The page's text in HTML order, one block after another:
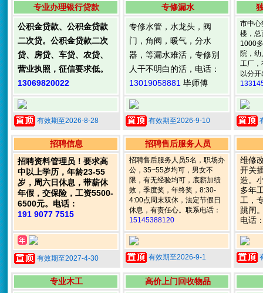
专业办理银行贷款
公积金贷款、公积金贷款
二次贷。公积金贷款二次
贷、房贷、车贷、农贷、
营业执照，征信要求低。
13069820022
有效期至2026-8-28
专修漏水
专修水管，水龙头，阀
门，角阀，暖气，分水
器，等漏水难活，专修别
人干不明白的活，电话：
13019058881 毕师傅
有效期至2026-9-10
市中心
楼，
1000
院，
工厂，
以分
招聘信息
招聘资料管理员！要求高
中以上学历，年龄23-55
岁，周六日休息，带薪休
年假，交保险，工资5500-
6500元。电话：
191 9077 7515
有效期至2027-4-30
招聘售后服务人员
招聘售后服务人员5名，职场办
公，35~55岁均可，男女不
限，有无经验均可，底薪加绩
效，季度奖，年终奖，8:30-
4:00点周末双休，法定节假日
休息，有责任心。联系电话：
15145388120
有效期至2026-9-1
维修
开关
造。
多年
工，
跳闸
电话
专业木工
高价上门回收物品